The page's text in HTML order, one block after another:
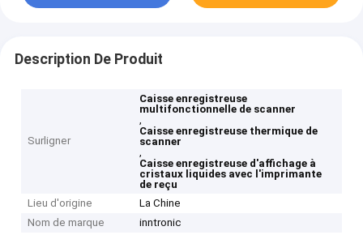
Description De Produit
Surligner
Caisse enregistreuse
multifonctionnelle de scanner
,
Caisse enregistreuse thermique de
scanner
,
Caisse enregistreuse d'affichage à
cristaux liquides avec l'imprimante
de reçu
Lieu d'origine
La Chine
Nom de marque
inntronic